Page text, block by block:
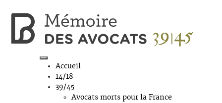
Accueil
14/18
39/45
Avocats morts pour la France